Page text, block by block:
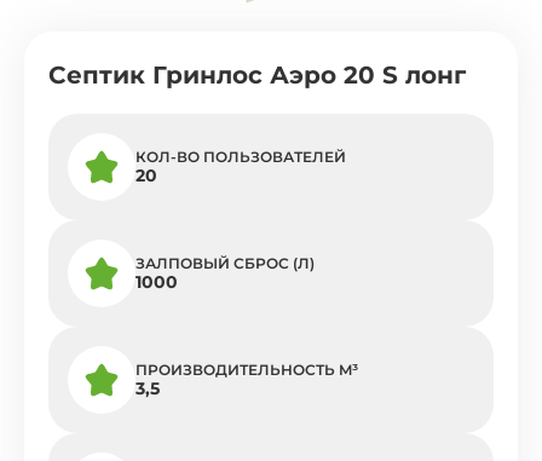
Септик Гринлос Аэро 20 S лонг
КОЛ-ВО ПОЛЬЗОВАТЕЛЕЙ
20
ЗАЛПОВЫЙ СБРОС (Л)
1000
ПРОИЗВОДИТЕЛЬНОСТЬ M³
3,5